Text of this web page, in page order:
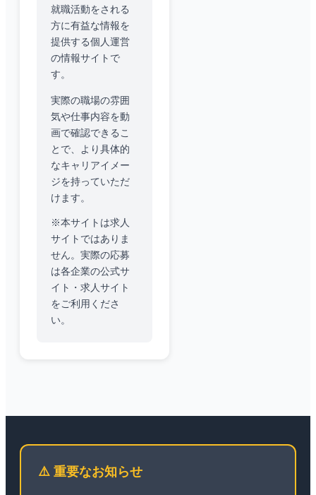
就職活動をされる
方に有益な情報を
提供する個人運営
の情報サイトで
す。
実際の職場の雰囲
気や仕事内容を動
画で確認できるこ
とで、より具体的
なキャリアイメー
ジを持っていただ
けます。
※本サイトは求人
サイトではありま
せん。実際の応募
は各企業の公式サ
イト・求人サイト
をご利用くださ
い。
⚠️ 重要なお知らせ